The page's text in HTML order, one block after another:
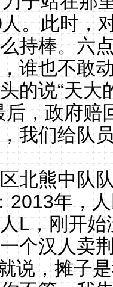
。此时，
持棒。六
谁也不敢
的说“天大
后，政府赔
，我们给队
北熊中队
2013年，
人L，刚开始
个汉人卖
说，摊子